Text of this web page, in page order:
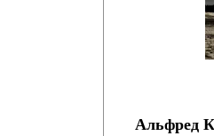
Альфред